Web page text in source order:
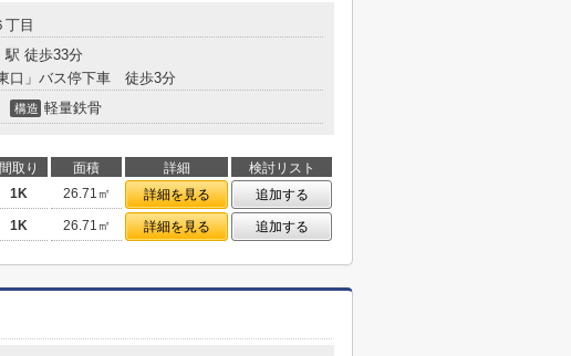
丁目
駅 徒歩33分
口」バス停下車 徒歩3分
構造 軽量鉄骨
間取り 面積 詳細
検討リスト
1K 26.71㎡ 詳細を見る
追加する
1K 26.71㎡ 詳細を見る 追加する